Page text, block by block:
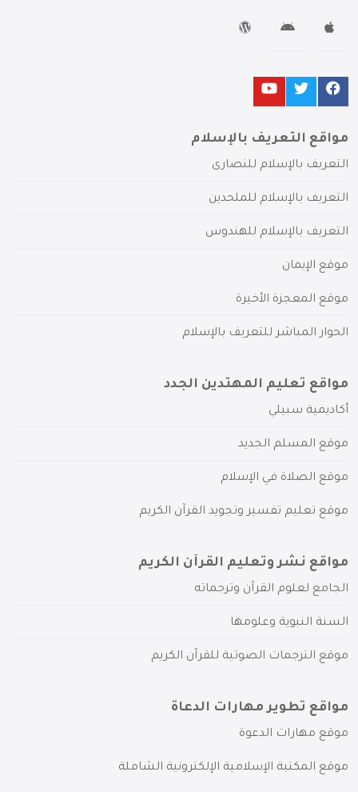
مواقع التعريف بالإسلام
التعريف بالإسلام للنصارى
التعريف بالإسلام للملحدين
التعريف بالإسلام للهندوس
موقع الإيمان
موقع المعجزة الأخيرة
الحوار المباشر للتعريف بالإسلام
مواقع تعليم المهتدين الجدد
أكاديمية سبيلي
موقع المسلم الجديد
موقع الصلاة في الإسلام
موقع تعليم تفسير وتجويد القرآن الكريم
مواقع نشر وتعليم القرآن الكريم
الجامع لعلوم القرآن وترجماته
السنة النبوية وعلومها
موقع الترجمات الصوتية للقرآن الكريم
مواقع تطوير مهارات الدعاة
موقع مهارات الدعوة
موقع المكتبة الإسلامية الإلكترونية الشاملة